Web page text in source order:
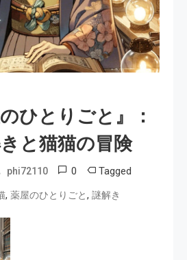
ひとりごと』：
と猫猫の冒険
phi72110 0 Tagged
, 薬屋のひとりごと, 謎解き